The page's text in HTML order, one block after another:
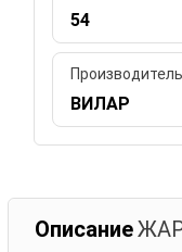
54
Производитель
ВИЛАР
Описание